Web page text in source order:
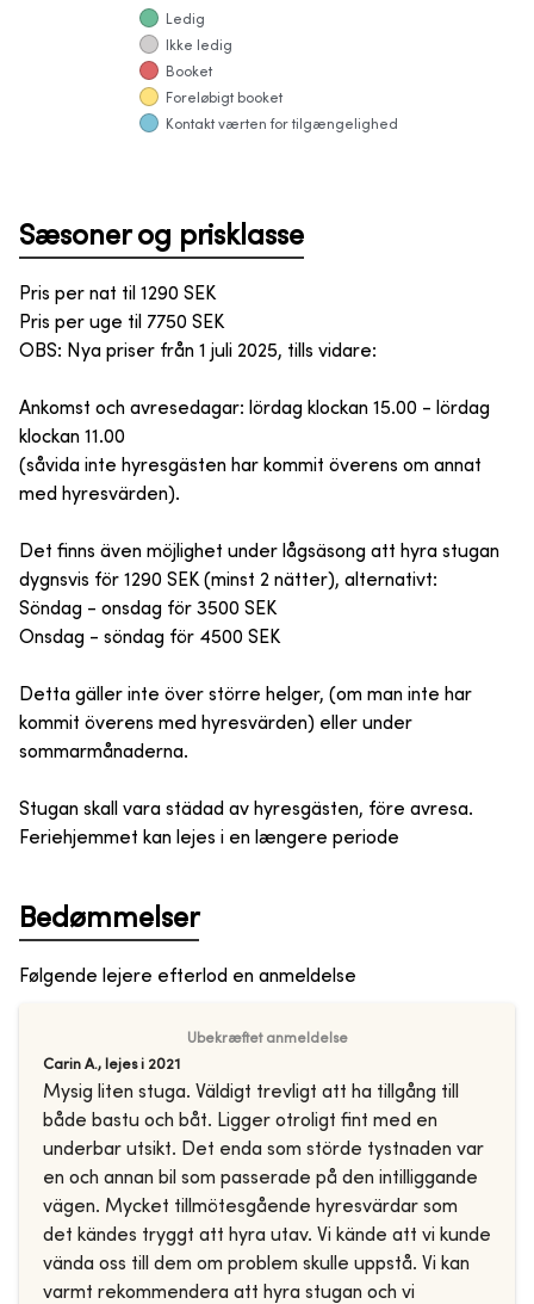
Ledig
Ikke ledig
Booket
Foreløbigt booket
Kontakt værten for tilgængelighed
Sæsoner og prisklasse
Pris per nat til 1290 SEK
Pris per uge til 7750 SEK
OBS: Nya priser från 1 juli 2025, tills vidare:
Ankomst och avresedagar: lördag klockan 15.00 - lördag
klockan 11.00
(såvida inte hyresgästen har kommit överens om annat
med hyresvärden).
Det finns även möjlighet under lågsäsong att hyra stugan
dygnsvis för 1290 SEK (minst 2 nätter), alternativt:
Söndag - onsdag för 3500 SEK
Onsdag - söndag för 4500 SEK
Detta gäller inte över större helger, (om man inte har
kommit överens med hyresvärden) eller under
sommarmånaderna.
Stugan skall vara städad av hyresgästen, före avresa.
Feriehjemmet kan lejes i en længere periode
Bedømmelser
Følgende lejere efterlod en anmeldelse
Ubekræftet anmeldelse
Carin A., lejes i 2021
Mysig liten stuga. Väldigt trevligt att ha tillgång till
både bastu och båt. Ligger otroligt fint med en
underbar utsikt. Det enda som störde tystnaden var
en och annan bil som passerade på den intilliggande
vägen. Mycket tillmötesgående hyresvärdar som
det kändes tryggt att hyra utav. Vi kände att vi kunde
vända oss till dem om problem skulle uppstå. Vi kan
varmt rekommendera att hyra stugan och vi